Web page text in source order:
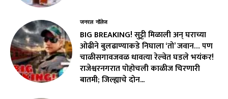
जनरल नॉलेज
BIG BREAKING! सुट्टी मिळाली अन् घराच्या
ओढीने बुलढाण्याकडे निघाला ‘तो’ जवान… पण
चाळीसगावजवळ धावत्या रेल्वेत घडले भयंकर!
राजेश्वरनगरात पोहोचली काळीज चिरणारी
बातमी; जिल्ह्याचे दोन...